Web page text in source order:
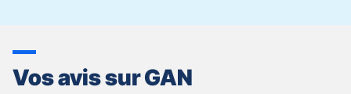
Vos avis sur GAN